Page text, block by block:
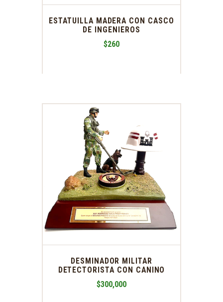
ESTATUILLA MADERA CON CASCO
DE INGENIEROS
$260
DESMINADOR MILITAR
DETECTORISTA CON CANINO
$300,000